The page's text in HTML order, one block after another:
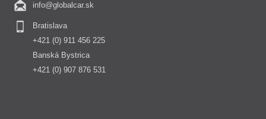
info@globalcar.sk
Bratislava
+421 (0) 911 456 225
Banská Bystrica
+421 (0) 907 876 531